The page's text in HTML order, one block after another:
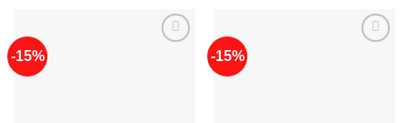
-15% -15%